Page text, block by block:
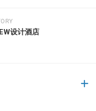
设计酒店